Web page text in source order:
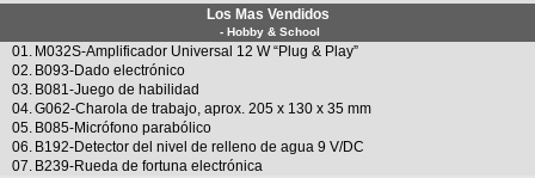
Los Mas Vendidos
- Hobby & School
01.
M032S-Amplificador Universal 12 W “Plug & Play”
02. B093-Dado electrónico
03. B081-Juego de habilidad
04. G062-Charola de trabajo, aprox. 205 x 130 x 35 mm
05. B085-Micrófono parabólico
06. B192-Detector del nivel de relleno de agua 9 V/DC
07. B239-Rueda de fortuna electrónica